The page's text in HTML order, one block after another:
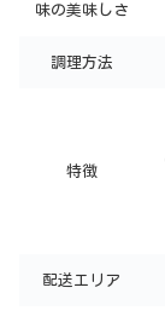
味の美味しさ
調理方法
特徴
配送エリア